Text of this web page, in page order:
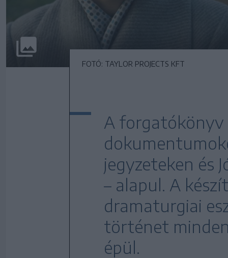
FOTÓ: TAYLOR PROJECTS KFT
A forgatókönyv
jegyzeteken és
– alapul. A
dramaturgiai
történet
épül.